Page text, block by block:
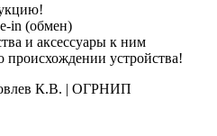
in (обмен)
и аксессуары к ним
устройства!
К.В. | ОГРНИП